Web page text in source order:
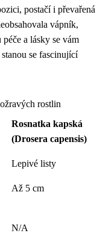
postačí i převařená
vápník,
a lásky se vám
stanou se fascinující
rostlin
Rosnatka kapská
(Drosera capensis)
Lepivé listy
Až 5 cm
N/A